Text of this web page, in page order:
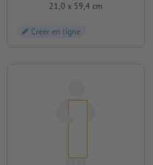
21,0 x 59,4 cm
Créer en ligne